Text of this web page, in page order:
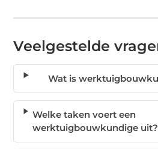
Veelgestelde
Wat is
Welke taken voert een
werktuigbouwkundige uit?